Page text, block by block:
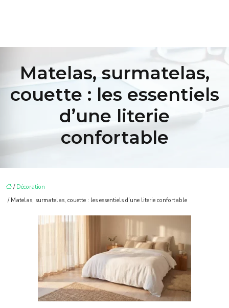
Matelas, surmatelas,
couette : les essentiels
d’une literie
confortable
/ Décoration
/ Matelas, surmatelas, couette : les essentiels d’une literie confortable